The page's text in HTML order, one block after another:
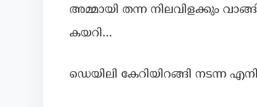
അമ്മായി തന്ന നിലവിളക്കും
കയറി…
ഡെയിലി കേറിയിറങ്ങി നടന്ന